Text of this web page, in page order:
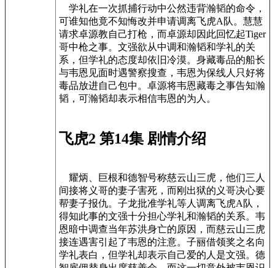
学礼在一次抓捕行动中公然违背瀚韬的命令，
可谁知他竟不知悔改并申请调离飞虎A队。慧慧
请求卓源教自己打枪，而卓源却因此回忆起Tiger
哥中枪之事。文强欲从中调和瀚韬和学礼的关
系，但学礼的态度却依旧冷漠。身藏毒品的船长
与韦恩见面时遇警察搜查，韦恩为保线人只好将
毒品放进自己包中。卓源将韦恩藏毒之事告知瀚
韬，可瀚韬却表示相信韦恩的为人。
飞虎2 第14集 剧情介绍
耀炳、巨根和德智号称慈云山三虎，他们三人
间接将义哥的妻子害死，而刚出狱的义哥决心要
帮妻子报仇。子龙批准学礼等人调离飞虎A队，
得知此事的文强十分担心学礼和瀚韬的关系。韦
恩暗中调查当年苏洪身亡的原因，而慈云山三虎
接连遇害引起了韦恩的注意。子丽借领奖之名向
学礼表白，但学礼却表示自己爱的人是文强。德